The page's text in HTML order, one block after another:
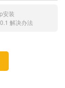
安装
解决办法